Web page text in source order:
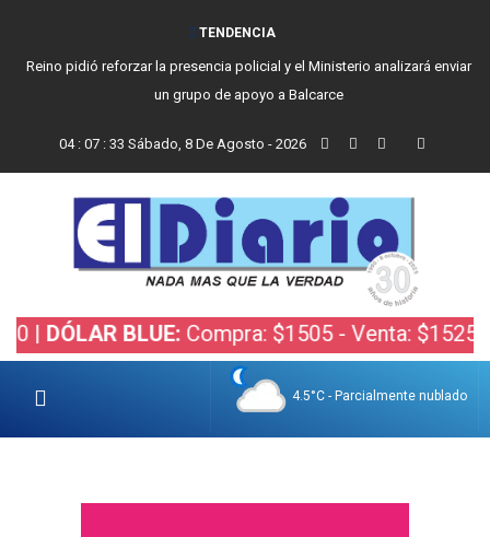
TENDENCIA
Reino pidió reforzar la presencia policial y el Ministerio analizará enviar
un grupo de apoyo a Balcarce
04: 07 : 34 Sábado, 8 De Agosto - 2026
BLUE:Compra: $1505 - Venta: $1525 |
4.5°C - Parcialmente nublado